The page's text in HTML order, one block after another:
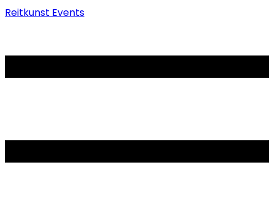
Reitkunst Events